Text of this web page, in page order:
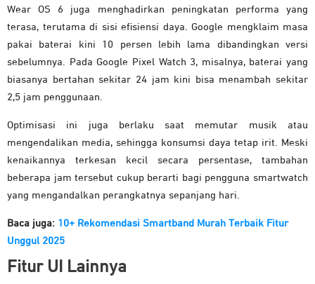
Wear OS 6 juga menghadirkan peningkatan performa yang
terasa, terutama di sisi efisiensi daya. Google mengklaim masa
pakai baterai kini 10 persen lebih lama dibandingkan versi
sebelumnya. Pada Google Pixel Watch 3, misalnya, baterai yang
biasanya bertahan sekitar 24 jam kini bisa menambah sekitar
2,5 jam penggunaan.
Optimisasi ini juga berlaku saat memutar musik atau
mengendalikan media, sehingga konsumsi daya tetap irit. Meski
kenaikannya terkesan kecil secara persentase, tambahan
beberapa jam tersebut cukup berarti bagi pengguna smartwatch
yang mengandalkan perangkatnya sepanjang hari.
Baca juga: 10+ Rekomendasi Smartband Murah Terbaik Fitur
Unggul 2025
Fitur UI Lainnya